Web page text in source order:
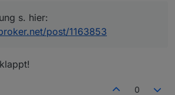
nur auf die beiden ersten Meldungen
Meldung s. hier:
s. hier:
post/1163853
0